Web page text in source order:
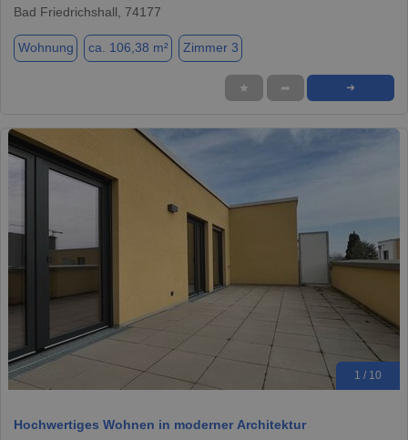
Bad Friedrichshall, 74177
Wohnung ca. 106,38 m² Zimmer 3
★ ➦ ➜
1 / 10
Hochwertiges Wohnen in moderner Architektur